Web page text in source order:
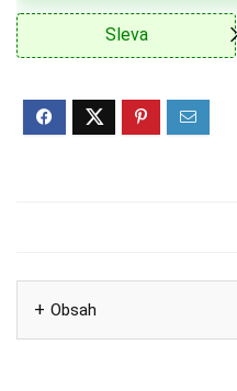
Sleva
Obsah